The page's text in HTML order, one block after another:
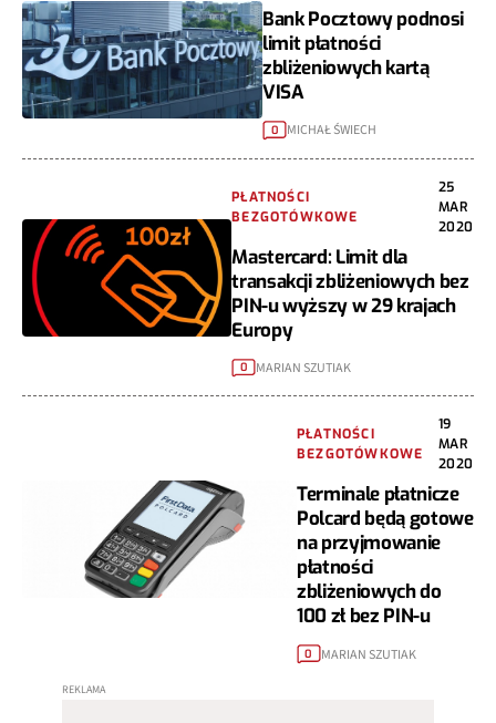
Bank Pocztowy podnosi
limit płatności
zbliżeniowych kartą
VISA
0 MICHAŁ ŚWIECH
PŁATNOŚCI
BEZGOTÓWKOWE
25
MAR
2020
Mastercard: Limit dla
transakcji zbliżeniowych bez
PIN-u wyższy w 29 krajach
Europy
0 MARIAN SZUTIAK
PŁATNOŚCI
BEZGOTÓWKOWE
19
MAR
2020
Terminale płatnicze
Polcard będą gotowe
na przyjmowanie
płatności
zbliżeniowych do
100 zł bez PIN-u
0 MARIAN SZUTIAK